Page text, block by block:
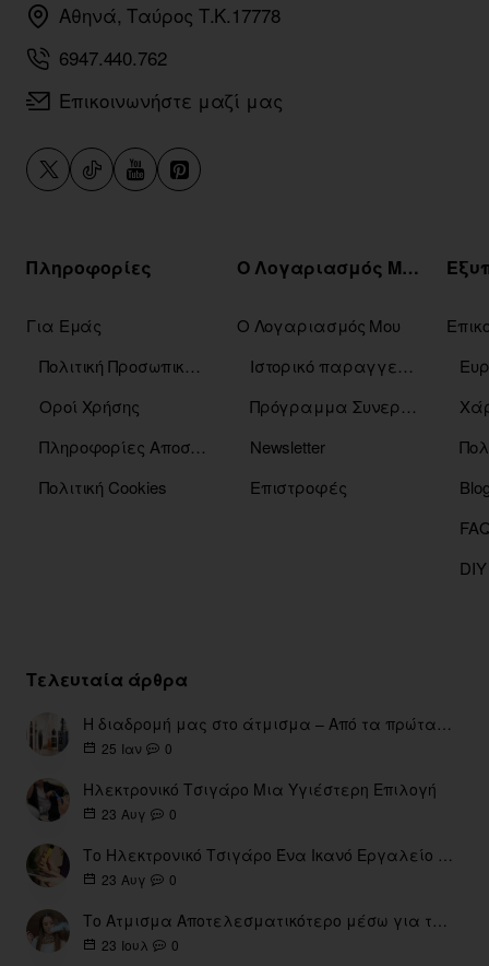
Αθηνά, Ταύρος Τ.Κ.17778
6947.440.762
Επικοινωνήστε μαζί μας
Πληροφορίες
Για Εμάς
Πολιτική Προσωπικών Δεδομένων
Οροί Χρήσης
Πληροφορίες Αποστόλης
Πολιτική Cookies
Ο Λογαριασμός Μου
Ο Λογαριασμός Μου
Ιστορικό παραγγελιών
Πρόγραμμα Συνεργατών
Newsletter
Επιστροφές
Τελευταία άρθρα
Η διαδρομή μας στο άτμισμα – Από τα πρώτα eGo έως τη σύγχρονη εποχή
25 Ιαν 0
Ηλεκτρονικό Τσιγάρο Μια Υγιέστερη Επιλογή
23 Αυγ 0
Το Ηλεκτρονικό Τσιγάρο Ένα Ικανό Εργαλείο για τη Διακοπή του Καπνίσματος
23 Αυγ 0
Το Ατμισμα Αποτελεσματικότερο μέσω για την διακοπή Καπνίσματος
23 Ιουλ 0